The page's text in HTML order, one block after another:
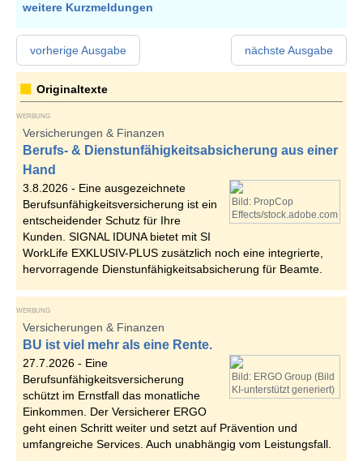
weitere Kurzmeldungen
vorherige Ausgabe nächste Ausgabe
Originaltexte
WERBUNG
Versicherungen & Finanzen
Berufs- & Dienstunfähigkeitsabsicherung aus einer
Hand
Bild: PropCop
Effects/stock.adobe.com
3.8.2026 - Eine ausgezeichnete
Berufsunfähigkeitsversicherung ist ein
entscheidender Schutz für Ihre
Kunden. SIGNAL IDUNA bietet mit SI
WorkLife EXKLUSIV-PLUS zusätzlich noch eine integrierte,
hervorragende Dienstunfähigkeitsabsicherung für Beamte.
WERBUNG
Versicherungen & Finanzen
BU ist viel mehr als eine Rente.
Bild: ERGO Group (Bild
KI-unterstützt generiert)
27.7.2026 - Eine
Berufsunfähigkeitsversicherung
schützt im Ernstfall das monatliche
Einkommen. Der Versicherer ERGO
geht einen Schritt weiter und setzt auf Prävention und
umfangreiche Services. Auch unabhängig vom Leistungsfall.